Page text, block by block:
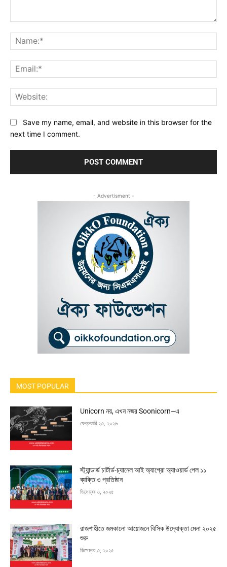
Save my name, email, and website in this browser for the
next time I comment.
- Advertisment -
MOST POPULAR
Unicorn নয়, এখন নজর Soonicorn–এ
ফেব্রুয়ারি ২৩, ২০২৬
স্ট্যান্ডার্ড চার্টার্ড-চ্যানেল আই অ্যাগ্রো অ্যাওয়ার্ড পেল ১১
ব্যক্তি ও প্রতিষ্ঠান
ডিসেম্বর ৩, ২০২৫
রাজশাহীতে জমকালো আয়োজনে বিসিক উদ্যোক্তা মেলা ২০২৫
শুরু
ডিসেম্বর ৩, ২০২৫